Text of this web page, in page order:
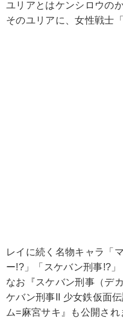
ユリアとはケンシロウの
そのユリアに、女性戦士
レイに続く名物キャラ「
ー!?」「スケバン刑事!?
なお『スケバン刑事（デ
ケバン刑事II 少女鉄仮面
ム=麻宮サキ』も公開され